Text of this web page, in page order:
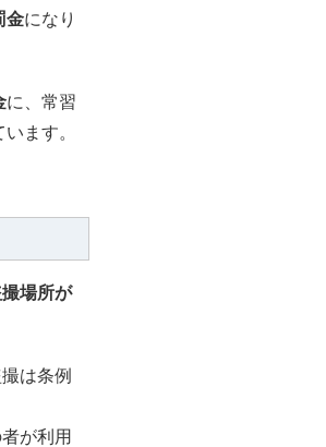
金になり
に、常習
ます。
場所が
は条例
が利用